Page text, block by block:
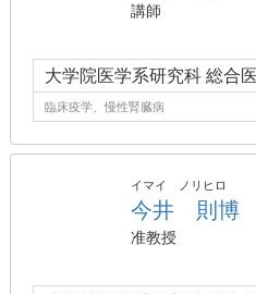
講師
大学院医学系研究科 総合
臨床疫学、慢性腎臓病
イマイ ノリヒロ
今井 則博
准教授